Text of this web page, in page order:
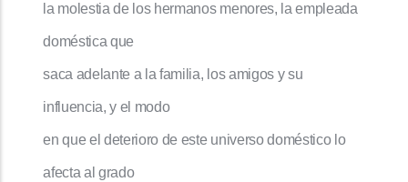
la molestia de los hermanos menores, la empleada
doméstica que
saca adelante a la familia, los amigos y su
influencia, y el modo
en que el deterioro de este universo doméstico lo
afecta al grado